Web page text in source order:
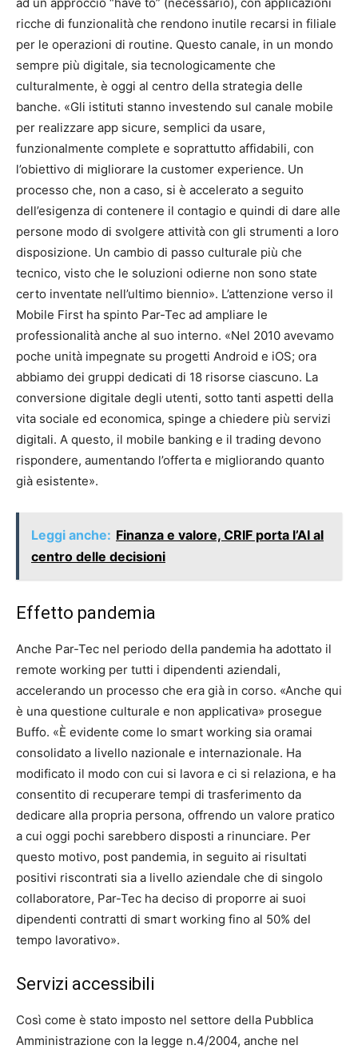
ricche di funzionalità che rendono inutile recarsi in filiale
per le operazioni di routine. Questo canale, in un mondo
sempre più digitale, sia tecnologicamente che
culturalmente, è oggi al centro della strategia delle
banche. «Gli istituti stanno investendo sul canale mobile
per realizzare app sicure, semplici da usare,
funzionalmente complete e soprattutto affidabili, con
l’obiettivo di migliorare la customer experience. Un
processo che, non a caso, si è accelerato a seguito
dell’esigenza di contenere il contagio e quindi di dare alle
persone modo di svolgere attività con gli strumenti a loro
disposizione. Un cambio di passo culturale più che
tecnico, visto che le soluzioni odierne non sono state
certo inventate nell’ultimo biennio». L’attenzione verso il
Mobile First ha spinto Par-Tec ad ampliare le
professionalità anche al suo interno. «Nel 2010 avevamo
poche unità impegnate su progetti Android e iOS; ora
abbiamo dei gruppi dedicati di 18 risorse ciascuno. La
conversione digitale degli utenti, sotto tanti aspetti della
vita sociale ed economica, spinge a chiedere più servizi
digitali. A questo, il mobile banking e il trading devono
rispondere, aumentando l’offerta e migliorando quanto
già esistente».
Leggi anche: Finanza e valore, CRIF porta l’AI al
centro delle decisioni
Effetto pandemia
Anche Par-Tec nel periodo della pandemia ha adottato il
remote working per tutti i dipendenti aziendali,
accelerando un processo che era già in corso. «Anche qui
è una questione culturale e non applicativa» prosegue
Buffo. «È evidente come lo smart working sia oramai
consolidato a livello nazionale e internazionale. Ha
modificato il modo con cui si lavora e ci si relaziona, e ha
consentito di recuperare tempi di trasferimento da
dedicare alla propria persona, offrendo un valore pratico
a cui oggi pochi sarebbero disposti a rinunciare. Per
questo motivo, post pandemia, in seguito ai risultati
positivi riscontrati sia a livello aziendale che di singolo
collaboratore, Par-Tec ha deciso di proporre ai suoi
dipendenti contratti di smart working fino al 50% del
tempo lavorativo».
Servizi accessibili
Così come è stato imposto nel settore della Pubblica
Amministrazione con la legge n.4/2004, anche nel